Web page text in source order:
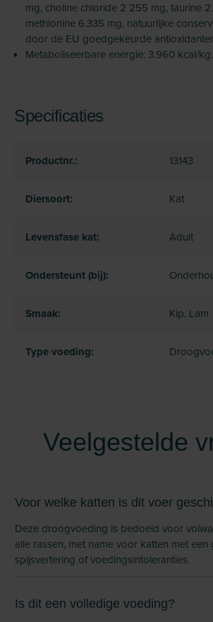
mg, choline chloride 2 255 mg, taurine
methionine 6.335 mg, natuurlijke
door de EU goedgekeurde
Metaboliseerbare energie: 3.960 kcal/kg.
Specificaties
Productnr.: 13143
Diersoort: Kat
Levensfase kat: Adult
Ondersteunt (bij):
Smaak: Kip, Lam
Type voeding:
Veelgestelde
Voor welke katten is dit voer
Deze droogvoeding is bedoeld voor
alle rassen, met name voor katten met een
spijsvertering of voedingsintoleranties.
Is dit een volledige voeding?